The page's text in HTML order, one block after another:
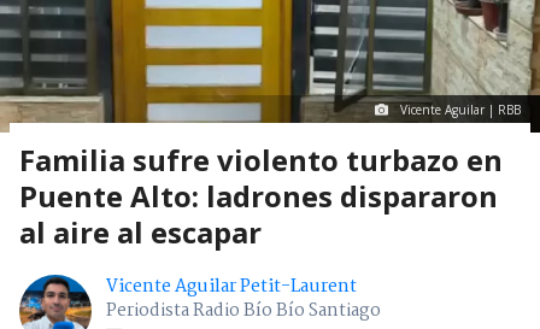
Vicente Aguilar | RBB
Familia sufre violento turbazo en
Puente Alto: ladrones dispararon
al aire al escapar
Vicente Aguilar Petit-Laurent
Periodista Radio Bío Bío Santiago